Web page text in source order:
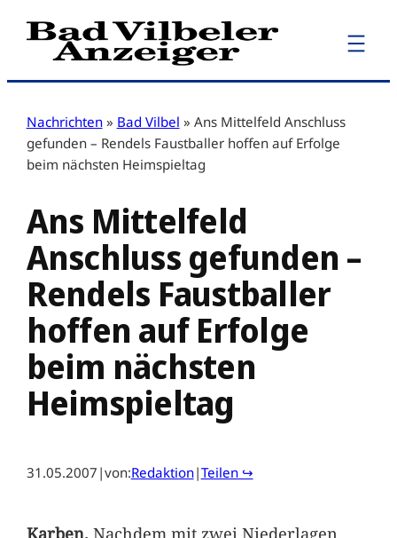
Zum
Inhalt
Nachrichten » Bad Vilbel » Ans Mittelfeld Anschluss
gefunden – Rendels Faustballer hoffen auf Erfolge
beim nächsten Heimspieltag
Ans Mittelfeld
Anschluss gefunden –
Rendels Faustballer
hoffen auf Erfolge
beim nächsten
Heimspieltag
31.05.2007 |von:Redaktion|Teilen ↪
Karben.Nachdem mit zwei Niederlagen